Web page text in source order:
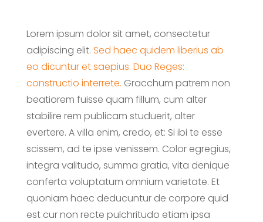
Lorem ipsum dolor sit amet, consectetur
adipiscing elit. Sed haec quidem liberius ab
eo dicuntur et saepius. Duo Reges:
constructio interrete. Gracchum patrem non
beatiorem fuisse quam fillum, cum alter
stabilire rem publicam studuerit, alter
evertere. A villa enim, credo, et: Si ibi te esse
scissem, ad te ipse venissem. Color egregius,
integra valitudo, summa gratia, vita denique
conferta voluptatum omnium varietate. Et
quoniam haec deducuntur de corpore quid
est cur non recte pulchritudo etiam ipsa